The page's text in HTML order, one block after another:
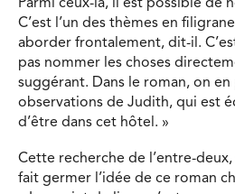
Parmi ceux-là, il est possible de
C’est l’un des thèmes en
aborder frontalement, dit-il.
pas nommer les choses
suggérant. Dans le roman, on en
observations de Judith, qui est
d’être dans cet hôtel. »
Cette recherche de l’entre-
fait germer l’idée de ce roman